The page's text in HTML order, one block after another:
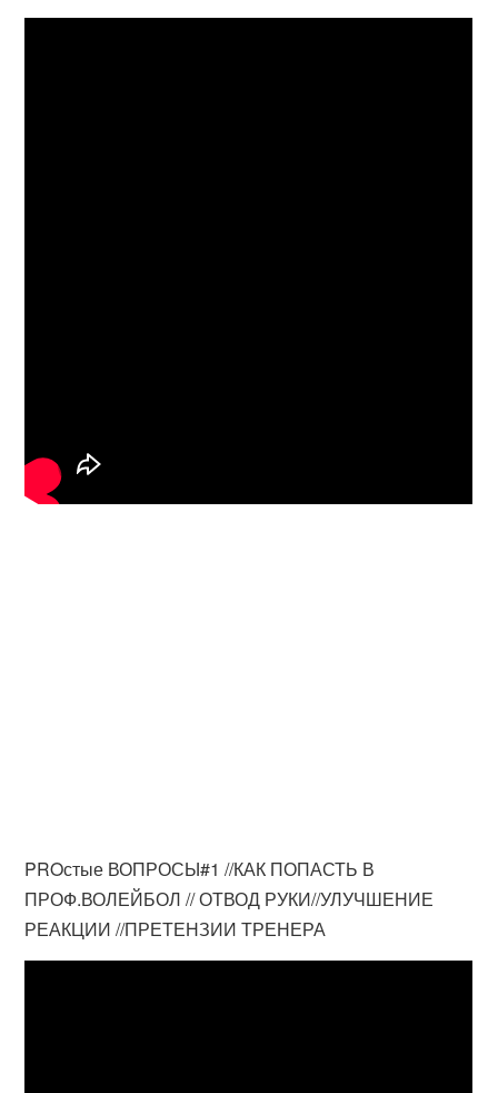
PROстые ВОПРОСЫ#1 //КАК ПОПАСТЬ В
ПРОФ.ВОЛЕЙБОЛ // ОТВОД РУКИ//УЛУЧШЕНИЕ
РЕАКЦИИ //ПРЕТЕНЗИИ ТРЕНЕРА